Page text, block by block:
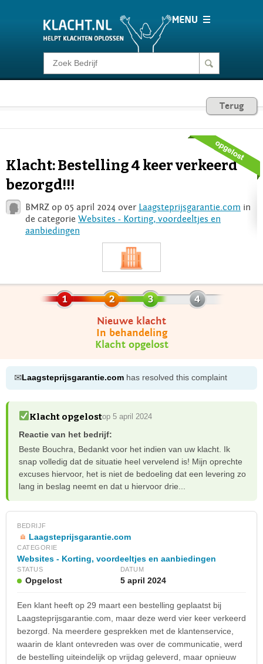
Klacht melden
Consumentenrecht
Voor Bedrijven
Login
Terug
Klacht: Bestelling 4 keer verkeerd
bezorgd!!!
BMRZ op 05 april 2024 over Laagsteprijsgarantie.com in
de categorie Websites - Korting, voordeeltjes en
aanbiedingen
Nieuwe klacht
In behandeling
Klacht opgelost
✉Laagsteprijsgarantie.com has resolved this complaint
Klacht opgelostop 5 april 2024
Reactie van het bedrijf:
Beste Bouchra, Bedankt voor het indien van uw klacht. Ik
snap volledig dat de situatie heel vervelend is! Mijn oprechte
excuses hiervoor, het is niet de bedoeling dat een levering zo
lang in beslag neemt en dat u hiervoor drie...
BEDRIJF
Laagsteprijsgarantie.com
CATEGORIE
Websites - Korting, voordeeltjes en aanbiedingen
STATUS
Opgelost
DATUM
5 april 2024
Een klant heeft op 29 maart een bestelling geplaatst bij
Laagsteprijsgarantie.com, maar deze werd vier keer verkeerd
bezorgd. Na meerdere gesprekken met de klantenservice,
waarin de klant ontevreden was over de communicatie, werd
de bestelling uiteindelijk op vrijdag geleverd, maar opnieuw